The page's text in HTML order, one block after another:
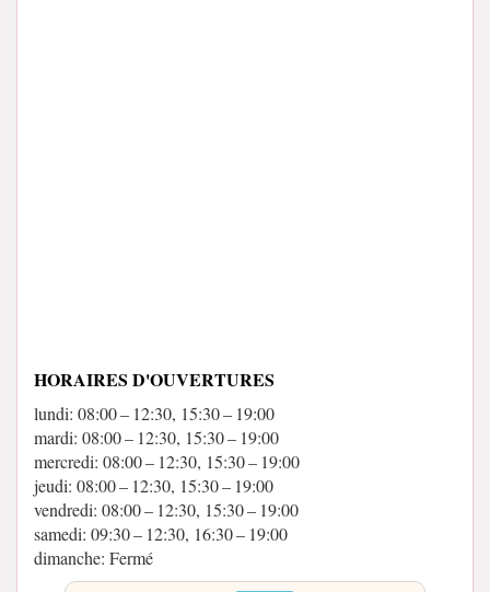
HORAIRES D'OUVERTURES
lundi: 08:00 – 12:30, 15:30 – 19:00
mardi: 08:00 – 12:30, 15:30 – 19:00
mercredi: 08:00 – 12:30, 15:30 – 19:00
jeudi: 08:00 – 12:30, 15:30 – 19:00
vendredi: 08:00 – 12:30, 15:30 – 19:00
samedi: 09:30 – 12:30, 16:30 – 19:00
dimanche: Fermé